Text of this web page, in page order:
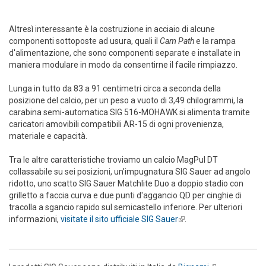
Altresì interessante è la costruzione in acciaio di alcune
componenti sottoposte ad usura, quali il Cam Pathe la rampa
d'alimentazione, che sono componenti separate e installate in
maniera modulare in modo da consentirne il facile rimpiazzo.
Lunga in tutto da 83 a 91 centimetri circa a seconda della
posizione del calcio, per un peso a vuoto di 3,49 chilogrammi, la
carabina semi-automatica SIG 516-MOHAWK si alimenta tramite
caricatori amovibili compatibili AR-15 di ogni provenienza,
materiale e capacità.
Tra le altre caratteristiche troviamo un calcio MagPul DT
collassabile su sei posizioni, un'impugnatura SIG Sauer ad angolo
ridotto, uno scatto SIG Sauer Matchlite Duo a doppio stadio con
grilletto a faccia curva e due punti d'aggancio QD per cinghie di
tracolla a sgancio rapido sul semicastello inferiore. Per ulteriori
informazioni, visitate il sito ufficiale SIG Sauer(link is external)